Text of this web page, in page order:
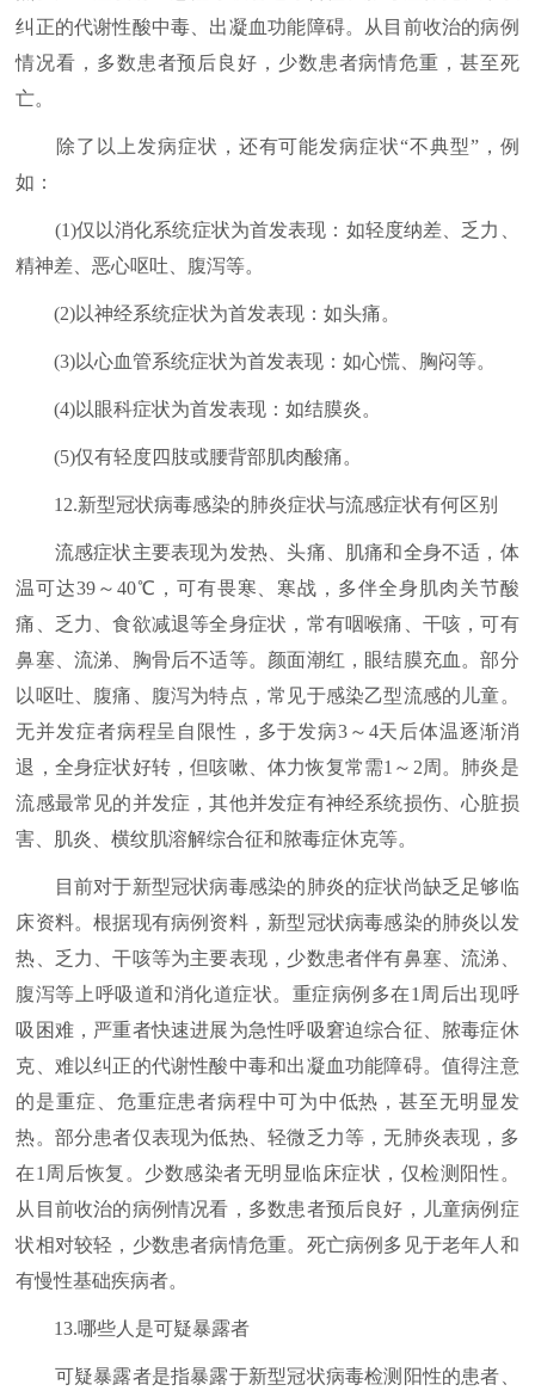
纠正的代谢性酸中毒、出凝血功能障碍。从目前收治的病例
情况看，多数患者预后良好，少数患者病情危重，甚至死
亡。
除了以上发病症状，还有可能发病症状“不典型”，例
如：
(1)仅以消化系统症状为首发表现：如轻度纳差、乏力、
精神差、恶心呕吐、腹泻等。
(2)以神经系统症状为首发表现：如头痛。
(3)以心血管系统症状为首发表现：如心慌、胸闷等。
(4)以眼科症状为首发表现：如结膜炎。
(5)仅有轻度四肢或腰背部肌肉酸痛。
12.新型冠状病毒感染的肺炎症状与流感症状有何区别
流感症状主要表现为发热、头痛、肌痛和全身不适，体
温可达39～40℃，可有畏寒、寒战，多伴全身肌肉关节酸
痛、乏力、食欲减退等全身症状，常有咽喉痛、干咳，可有
鼻塞、流涕、胸骨后不适等。颜面潮红，眼结膜充血。部分
以呕吐、腹痛、腹泻为特点，常见于感染乙型流感的儿童。
无并发症者病程呈自限性，多于发病3～4天后体温逐渐消
退，全身症状好转，但咳嗽、体力恢复常需1～2周。肺炎是
流感最常见的并发症，其他并发症有神经系统损伤、心脏损
害、肌炎、横纹肌溶解综合征和脓毒症休克等。
目前对于新型冠状病毒感染的肺炎的症状尚缺乏足够临
床资料。根据现有病例资料，新型冠状病毒感染的肺炎以发
热、乏力、干咳等为主要表现，少数患者伴有鼻塞、流涕、
腹泻等上呼吸道和消化道症状。重症病例多在1周后出现呼
吸困难，严重者快速进展为急性呼吸窘迫综合征、脓毒症休
克、难以纠正的代谢性酸中毒和出凝血功能障碍。值得注意
的是重症、危重症患者病程中可为中低热，甚至无明显发
热。部分患者仅表现为低热、轻微乏力等，无肺炎表现，多
在1周后恢复。少数感染者无明显临床症状，仅检测阳性。
从目前收治的病例情况看，多数患者预后良好，儿童病例症
状相对较轻，少数患者病情危重。死亡病例多见于老年人和
有慢性基础疾病者。
13.哪些人是可疑暴露者
可疑暴露者是指暴露于新型冠状病毒检测阳性的患者、